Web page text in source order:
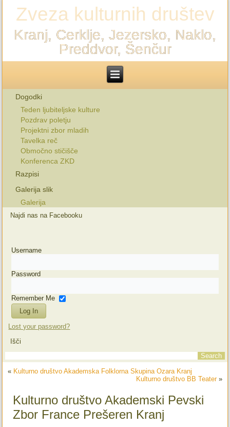
Zveza kulturnih društev
Kranj, Cerklje, Jezersko, Naklo,
Preddvor, Šenčur
Dogodki
Teden ljubiteljske kulture
Pozdrav poletju
Projektni zbor mladih
Tavelka reč
Območno stičišče
Konferenca ZKD
Razpisi
Galerija slik
Galerija
Najdi nas na Facebooku
Username
Password
Remember Me
Lost your password?
Išči
« Kulturno društvo Akademska Folklorna Skupina Ozara Kranj
Kulturno društvo BB Teater»
Kulturno društvo Akademski Pevski
Zbor France Prešeren Kranj